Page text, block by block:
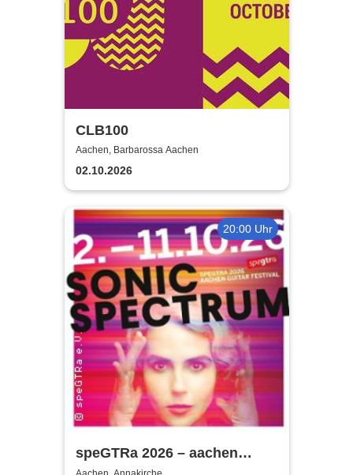
CLB100
Aachen, Barbarossa Aachen
02.10.2026
20:00 Uhr
speGTRa 2026 – aachen